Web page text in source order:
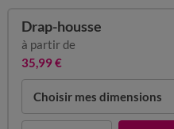
Choisir mes dimensions
Drap-housse
à partir de
35,99 €